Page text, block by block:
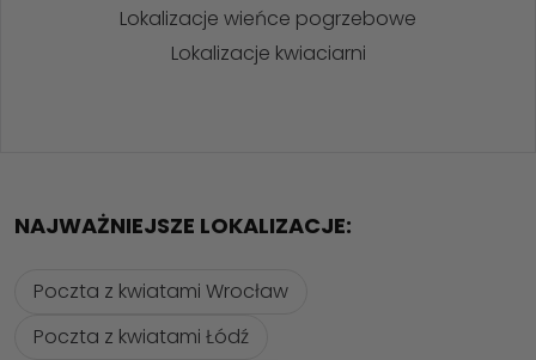
Lokalizacje wieńce pogrzebowe
Lokalizacje kwiaciarni
NAJWAŻNIEJSZE LOKALIZACJE:
Poczta z kwiatami Wrocław
Poczta z kwiatami Łódź